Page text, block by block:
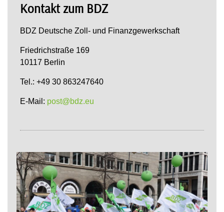
Kontakt zum BDZ
BDZ Deutsche Zoll- und Finanzgewerkschaft
Friedrichstraße 169
10117 Berlin
Tel.: +49 30 863247640
E-Mail: post@bdz.eu